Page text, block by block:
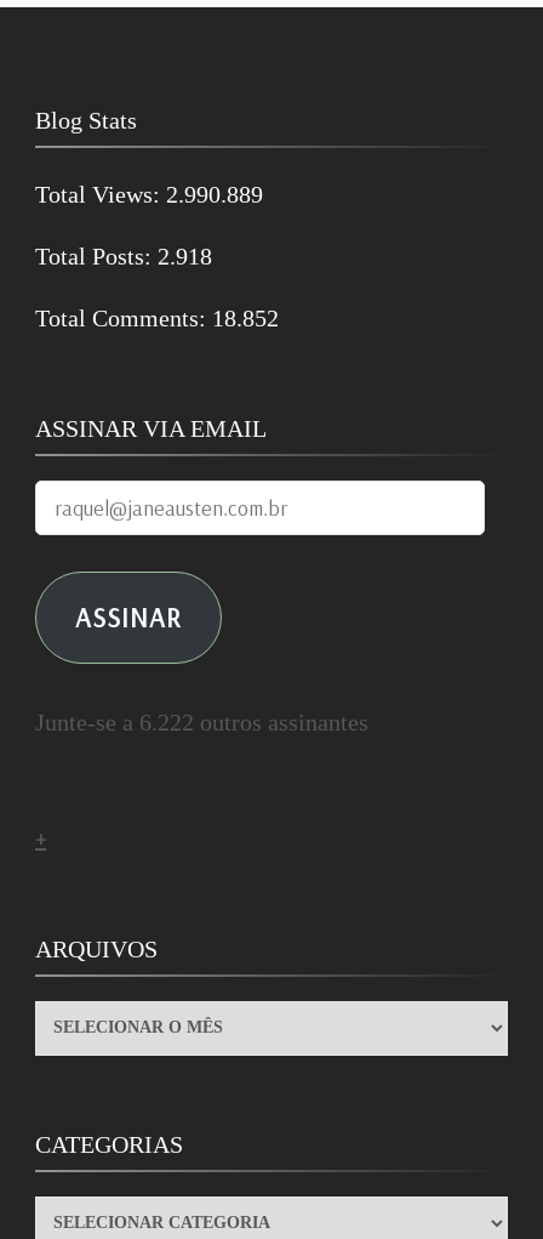
Blog Stats
Total Views: 2.990.889
Total Posts: 2.918
Total Comments: 18.852
ASSINAR VIA EMAIL
raquel@janeausten.com.br
ASSINAR
Junte-se a 6.222 outros assinantes
+
ARQUIVOS
ARQUIVOS
CATEGORIAS
CATEGORIAS